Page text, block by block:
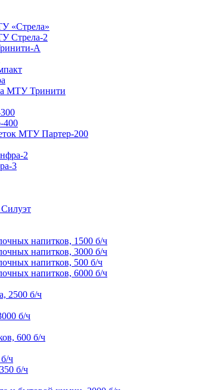
«Стрела»
Стрела-2
А
МТУ Тринити
400
МТУ Партер-200
2
3
напитков, 1500 б/ч
напитков, 3000 б/ч
напитков, 500 б/ч
напитков, 6000 б/ч
2500 б/ч
б/ч
600 б/ч
ч
б/ч